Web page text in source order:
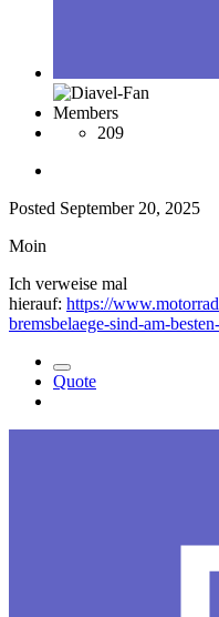
Members
209
Posted September 20, 2025
Moin
Ich verweise mal
hierauf: https://
bremsbelaege-sind-am-
Quote